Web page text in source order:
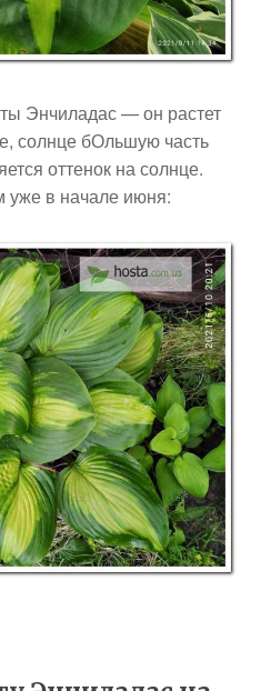
Энчиладас — он растет
солнце бОльшую часть
оттенок на солнце.
уже в начале июня: